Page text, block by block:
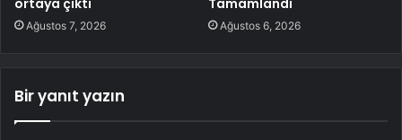
Ağustos 7, 2026 Ağustos 6, 2026
Bir yanıt yazın